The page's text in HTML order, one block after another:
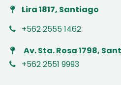
Lira 1817, Santiago
+562 2555 1462
Av. Sta. Rosa 1798,
+562 2551 9993